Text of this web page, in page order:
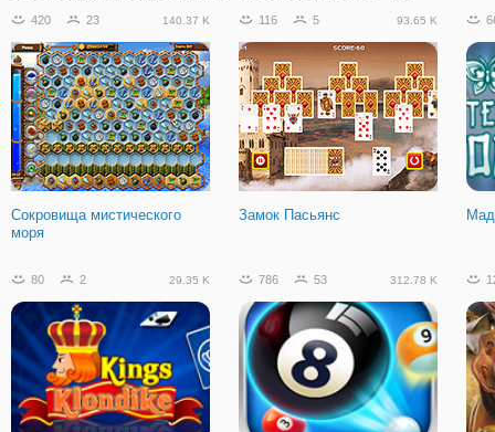
420 23 140.37 K
Сокровища мистического
моря
116 5 93.65 K
Замок Пасьянс
80 2 29.35 K 786 53 312.78 K